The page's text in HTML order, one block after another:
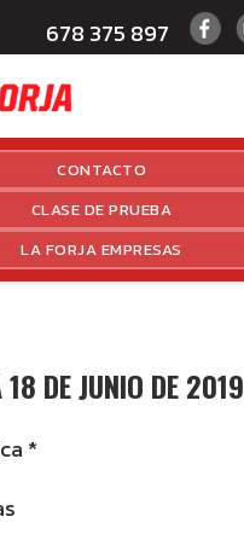
678 375 897
CONTACTO
CLASE DE PRUEBA
LA FORJA EMPRESAS
DE JUNIO DE 2019
*